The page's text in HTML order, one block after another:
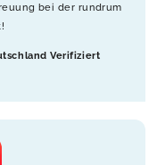
bei der rundrum
Verifiziert